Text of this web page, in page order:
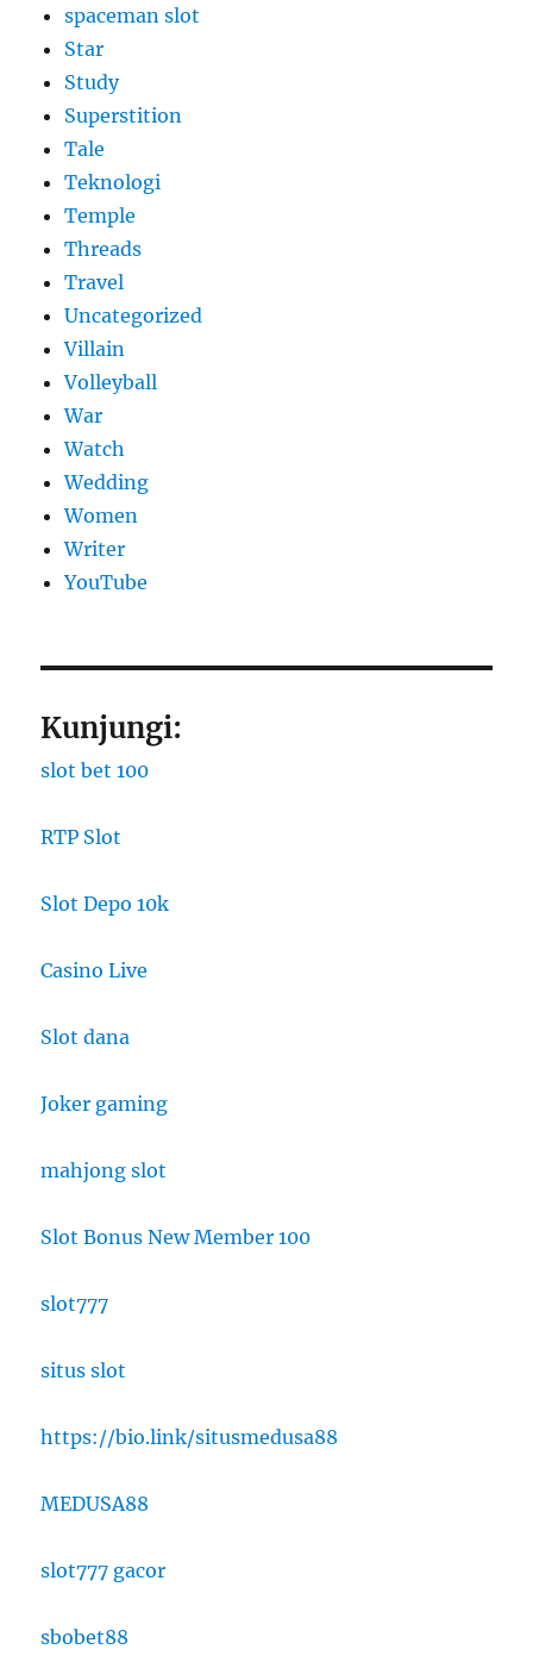
spaceman slot
Star
Study
Superstition
Tale
Teknologi
Temple
Threads
Travel
Uncategorized
Villain
Volleyball
War
Watch
Wedding
Women
Writer
YouTube
Kunjungi:
slot bet 100
RTP Slot
Slot Depo 10k
Casino Live
Slot dana
Joker gaming
mahjong slot
Slot Bonus New Member 100
slot777
situs slot
https://bio.link/situsmedusa88
MEDUSA88
slot777 gacor
sbobet88